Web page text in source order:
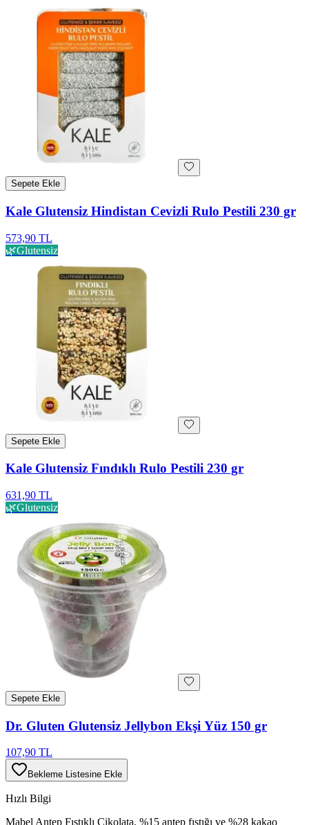
Sepete Ekle
Kale Glutensiz Hindistan Cevizli Rulo Pestili 230 gr
573,90 TL
🌿Glutensiz
Sepete Ekle
Kale Glutensiz Fındıklı Rulo Pestili 230 gr
631,90 TL
🌿Glutensiz
Sepete Ekle
Dr. Gluten Glutensiz Jellybon Ekşi Yüz 150 gr
107,90 TL
Bekleme Listesine Ekle
Hızlı Bilgi
Mabel Antep Fıstıklı Çikolata, %15 antep fıstığı ve %28 kakao